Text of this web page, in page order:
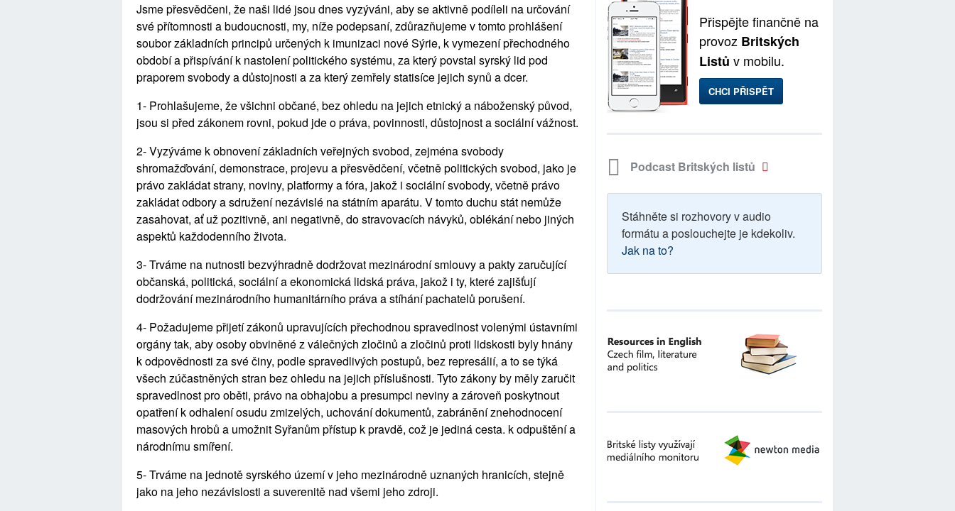
Jsme přesvědčeni, že naši lidé jsou dnes vyzýváni, aby se aktivně podíleli na určování
své přítomnosti a budoucnosti, my, níže podepsaní, zdůrazňujeme v tomto prohlášení
soubor základních principů určených k imunizaci nové Sýrie, k vymezení přechodného
období a přispívání k nastolení politického systému, za který povstal syrský lid pod
praporem svobody a důstojnosti a za který zemřely statisíce jejich synů a dcer.
1- Prohlašujeme, že všichni občané, bez ohledu na jejich etnický a náboženský původ,
jsou si před zákonem rovni, pokud jde o práva, povinnosti, důstojnost a sociální vážnost.
2- Vyzýváme k obnovení základních veřejných svobod, zejménasvobody
shromažďování, demonstrace, projevu a přesvědčení, včetně politických svobod, jako je
právo zakládat strany, noviny, platformy a fóra, jakož i sociální svobody, včetně právo
zakládat odbory a sdružení nezávislé na státním aparátu. V tomto duchu stát nemůže
zasahovat, ať už pozitivně, ani negativně, do stravovacích návyků, oblékání nebo jiných
aspektů každodenního života.
3- Trváme na nutnosti bezvýhradně dodržovat mezinárodní smlouvy a pakty zaručující
občanská, politická, sociální a ekonomická lidská práva, jakož i ty, které zajišťují
dodržování mezinárodního humanitárního práva a stíhání pachatelů porušení.
4- Požadujeme přijetí zákonů upravujících přechodnou spravedlnost volenými ústavními
orgány tak, aby osoby obviněné z válečných zločinů a zločinů proti lidskosti byly hnány
k odpovědnosti za své činy, podle spravedlivých postupů, bez represálií, a to se týká
všech zúčastněných stran bez ohledu na jejich příslušnosti. Tyto zákony by měly zaručit
spravedlnost pro oběti, právo na obhajobu a presumpci neviny a zároveň poskytnout
opatření k odhalení osudu zmizelých, uchování dokumentů, zabránění znehodnocení
masových hrobů a umožnit Syřanům přístup k pravdě, což je jediná cesta. k odpuštění a
národnímu smíření.
5- Trváme na jednotě syrského území v jeho mezinárodně uznaných hranicích, stejně
jako na jeho nezávislosti a suverenitě nad všemi jeho zdroji.
Přispějte finančně na
provoz Britských
Listů v mobilu.
CHCI PŘISPĚT
Podcast Britských listů
Stáhněte si rozhovory v audio
formátu a poslouchejte je kdekoliv.
Jak na to?